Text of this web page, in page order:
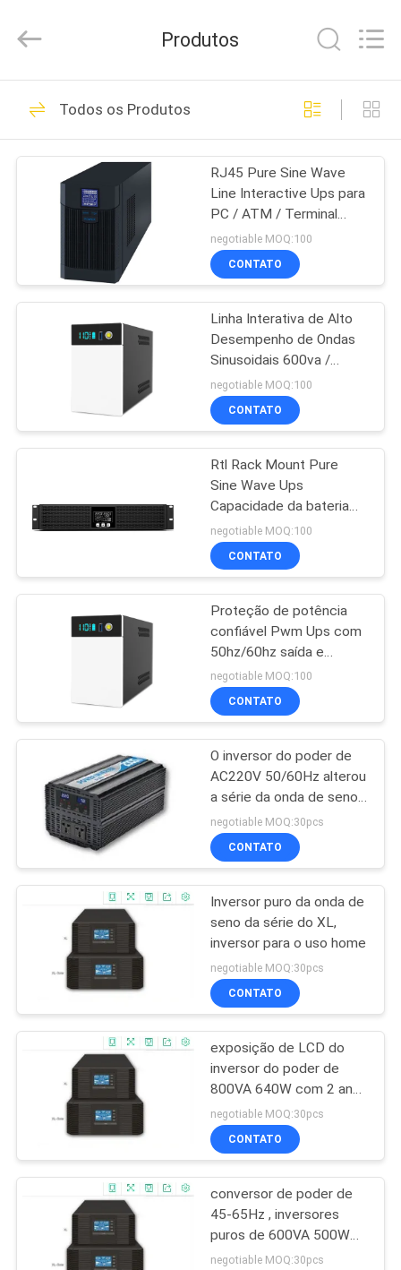
PARA
CASA
PRODUTOS
VISITA
CONTROLE
QUALIDADE
NOS
SOLICITE UM
ORÇAMENTO
MAPA
POLÍTICA
PRIVACIDADE
POWER
GROUP.
Reserved.
Tecnologia UPS de
G
87
Linha pura UPS
interativo da onda
de seno
48
PWM UPS
UPS linha de alta
freqüência
UPS em linha
modular
22
UPS de baixa
frequência Online
Produtos
Todos os Produtos
RJ45 Pure Sine Wave
Line Interactive Ups para
PC / ATM / Terminal
bancário
negotiable MOQ:100
CONTATO
Linha Interativa de Alto
Desempenho de Ondas
Sinusoidais 600va /
800va / 1200va
negotiable MOQ:100
CONTATO
Rtl Rack Mount Pure
Sine Wave Ups
Capacidade da bateria
7ah / 9ah / 12ah / 14ah /
18ah / 24ah / 36ah /
48ah
negotiable MOQ:100
CONTATO
Proteção de potência
confiável Pwm Ups com
50hz/60hz saída e
entrada
negotiable MOQ:100
CONTATO
O inversor do poder de
AC220V 50/60Hz alterou
a série da onda de seno
3000W 5000B PIV
negotiable MOQ:30pcs
CONTATO
Inversor puro da onda de
seno da série do XL,
inversor para o uso home
negotiable MOQ:30pcs
CONTATO
exposição de LCD do
inversor do poder de
800VA 640W com 2 anos
de garantia
negotiable MOQ:30pcs
CONTATO
conversor de poder de
45-65Hz , inversores
puros de 600VA 500W
Sinewave
negotiable MOQ:30pcs